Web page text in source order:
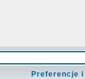
Preferencje